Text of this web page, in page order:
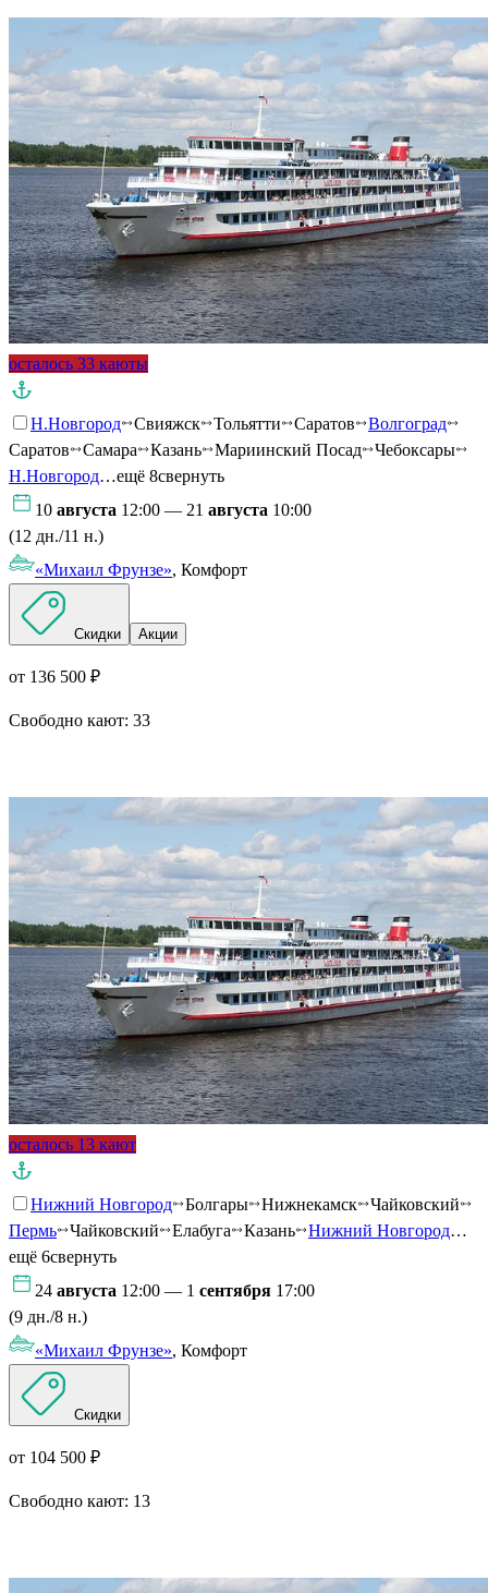
осталось 33 каюты
Н.Новгород Свияжск Тольятти Саратов
Волгоград
Саратов
Самара Казань Мариинский Посад
Чебоксары
Н.Новгород…ещё 8свернуть
10 августа 12:00 — 21 августа 10:00
(12 дн./11 н.)
«Михаил Фрунзе», Комфорт
Скидки Акции
от 136 500 ₽
Свободно кают: 33
осталось 13 кают
Нижний Новгород Болгары Нижнекамск
Чайковский
Пермь
Чайковский Елабуга Казань Нижний Новгород…
ещё 6свернуть
24 августа 12:00 — 1 сентября 17:00
(9 дн./8 н.)
«Михаил Фрунзе», Комфорт
Скидки
от 104 500 ₽
Свободно кают: 13